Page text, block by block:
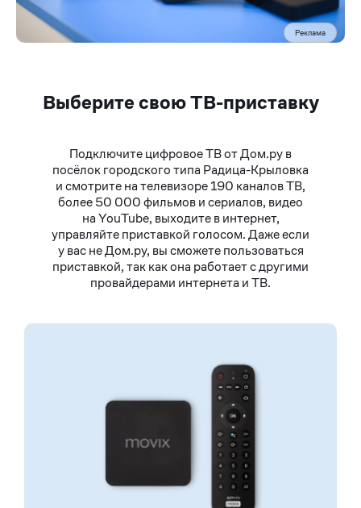
Реклама
Выберите свою ТВ-приставку
Подключите цифровое ТВ от Дом.ру в
посёлок городского типа Радица-Крыловка
и смотрите на телевизоре 190 каналов ТВ,
более 50 000 фильмов и сериалов, видео
на YouTube, выходите в интернет,
управляйте приставкой голосом. Даже если
у вас не Дом.ру, вы сможете пользоваться
приставкой, так как она работает с другими
провайдерами интернета и ТВ.